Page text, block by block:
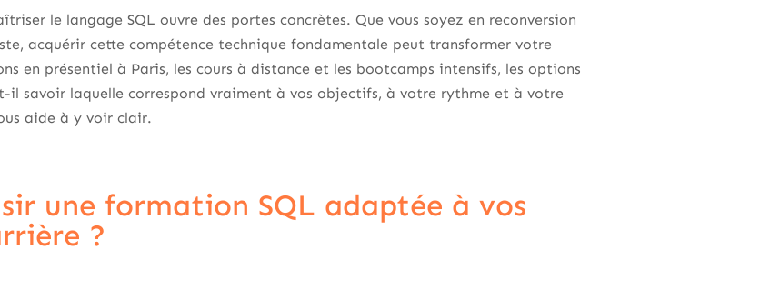
le langage SQL ouvre des portes concrètes. Que vous soyez en reconversion
acquérir cette compétence technique fondamentale peut transformer votre
en présentiel à Paris, les cours à distance et les bootcamps intensifs, les options
il savoir laquelle correspond vraiment à vos objectifs, à votre rythme et à votre
aide à y voir clair.
une formation SQL adaptée à vos
?